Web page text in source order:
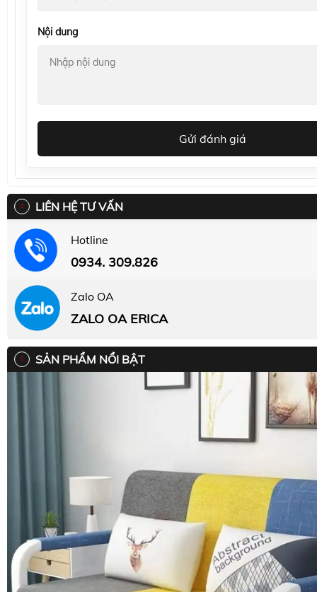
Nội dung
Gửi đánh giá
LIÊN HỆ TƯ VẤN
Hotline
0934. 309.826
Zalo OA
ZALO OA ERICA
SẢN PHẨM NỔI BẬT